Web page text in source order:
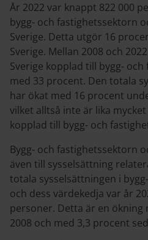
År 2022 var knappt 822 000
bygg- och fastighetssektorn
Sverige. Detta utgör 16
Sverige. Mellan 2008 och
Sverige kopplad till bygg-
med 33 procent. Den totala
har ökat med 16 procent
vilket alltså inte är lika
kopplad till bygg- och
Bygg- och fastighetssektorn
även till sysselsättning
totala sysselsättningen i
och dess värdekedja var år
personer. Detta är en ökning
2008 och med 3,3 procent